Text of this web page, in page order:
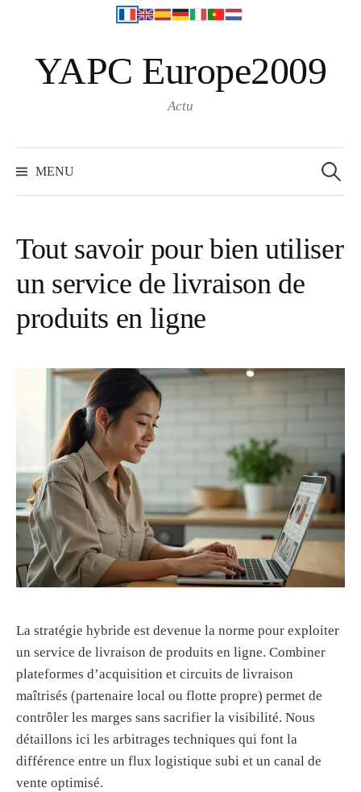
o
c
e
n
YAPC Europe2009
Actu
MENU
e
c
e
r
Tout savoir pour bien utiliser
un service de livraison de
produits en ligne
La stratégie hybride est devenue la norme pour exploiter
un service de livraison de produits en ligne. Combiner
plateformes d’acquisition et circuits de livraison
maîtrisés (partenaire local ou flotte propre) permet de
contrôler les marges sans sacrifier la visibilité. Nous
détaillons ici les arbitrages techniques qui font la
différence entre un flux logistique subi et un canal de
vente optimisé.